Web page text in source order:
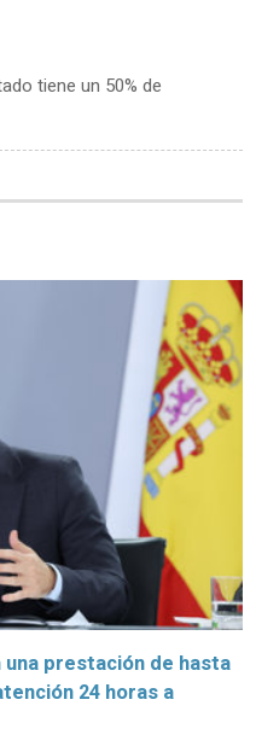
tiene un 50% de
una prestación de hasta
24 horas a